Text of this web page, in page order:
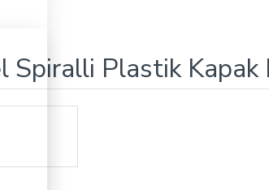
Spiralli Plastik